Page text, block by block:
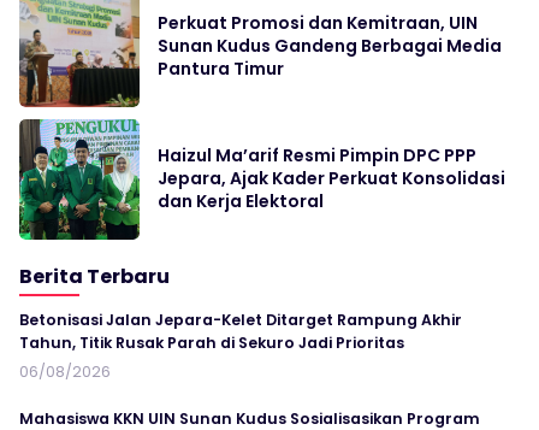
Perkuat Promosi dan Kemitraan, UIN
Sunan Kudus Gandeng Berbagai Media
Pantura Timur
Haizul Ma’arif Resmi Pimpin DPC PPP
Jepara, Ajak Kader Perkuat Konsolidasi
dan Kerja Elektoral
Berita Terbaru
Betonisasi Jalan Jepara-Kelet Ditarget Rampung Akhir
Tahun, Titik Rusak Parah di Sekuro Jadi Prioritas
06/08/2026
Mahasiswa KKN UIN Sunan Kudus Sosialisasikan Program